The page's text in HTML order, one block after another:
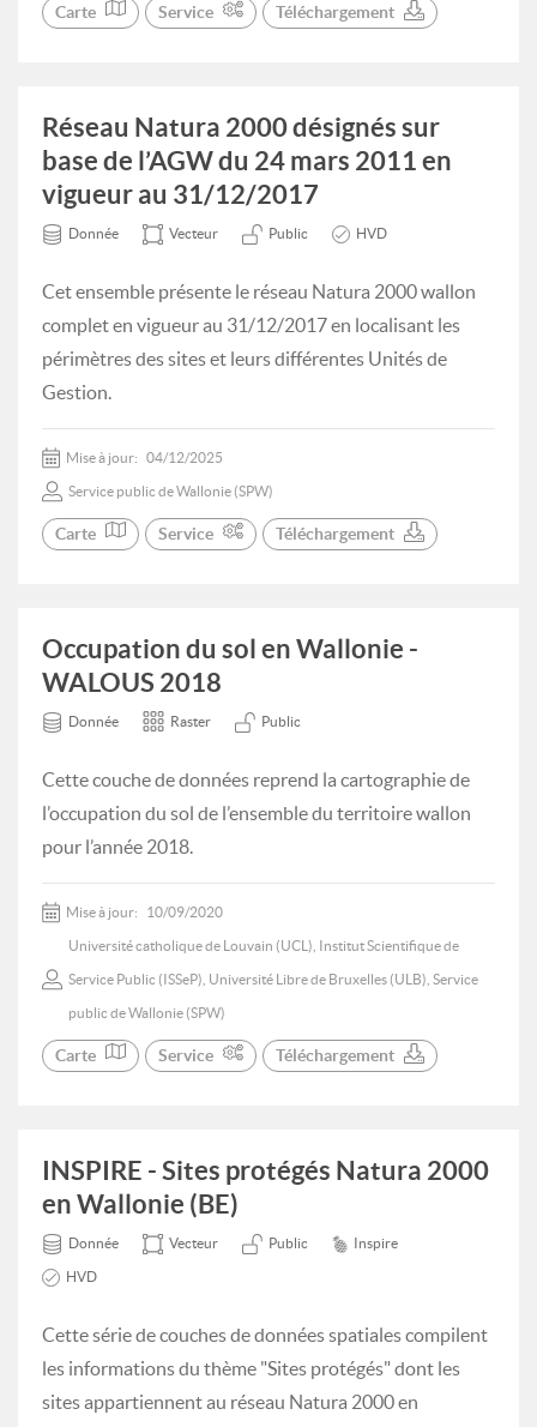
Carte Service Téléchargement
Réseau Natura 2000 désignés sur
base de l’AGW du 24 mars 2011 en
vigueur au 31/12/2017
Donnée Vecteur Public HVD
Cet ensemble présente le réseau Natura 2000 wallon
complet en vigueur au 31/12/2017 en localisant les
périmètres des sites et leurs différentes Unités de
Gestion.
Mise à jour: 04/12/2025
Service public de Wallonie (SPW)
Carte Service Téléchargement
Occupation du sol en Wallonie -
WALOUS 2018
Donnée Raster Public
Cette couche de données reprend la cartographie de
l’occupation du sol de l’ensemble du territoire wallon
pour l’année 2018.
Mise à jour: 10/09/2020
Université catholique de Louvain (UCL), Institut Scientifique de
Service Public (ISSeP), Université Libre de Bruxelles (ULB), Service
public de Wallonie (SPW)
Carte Service Téléchargement
INSPIRE - Sites protégés Natura 2000
en Wallonie (BE)
Donnée Vecteur Public Inspire
HVD
Cette série de couches de données spatiales compilent
les informations du thème "Sites protégés" dont les
sites appartiennent au réseau Natura 2000 en